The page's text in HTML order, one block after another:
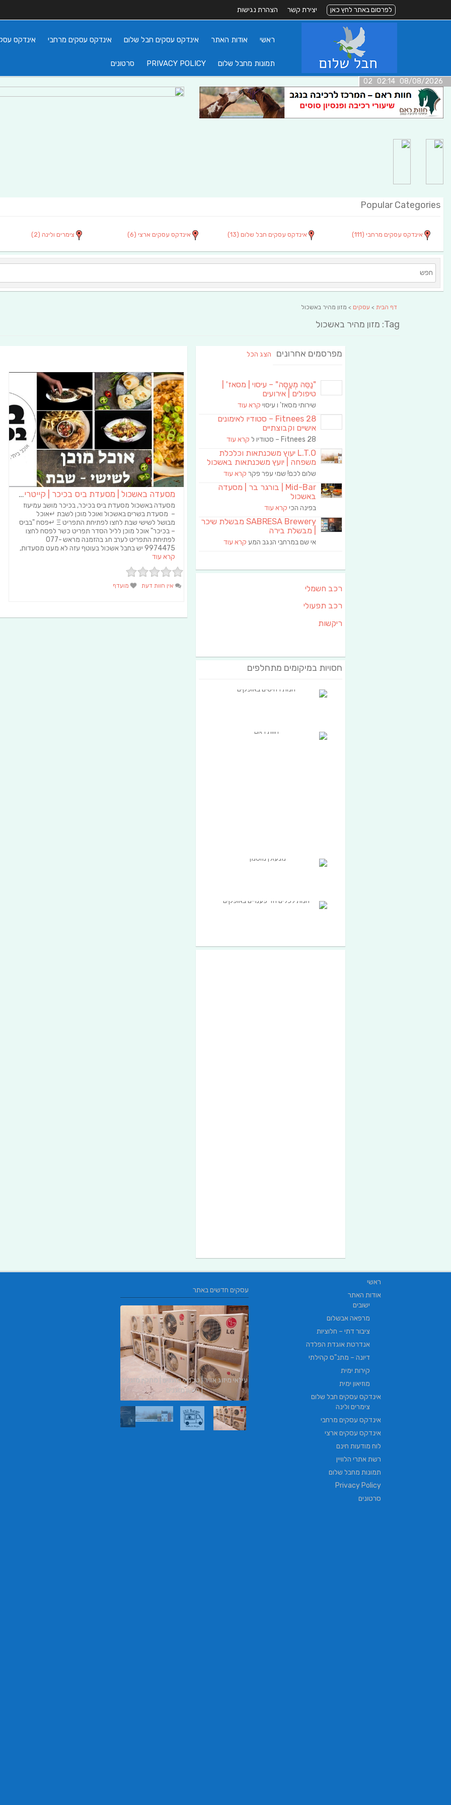
לפרסום באתר לחץ כאן יצירת קשר הצהרת נגישות
ראשי אודות האתר אינדקס עסקים חבל שלום אינדקס עסקים מרחבי אינדקס
תמונות מחבל שלום PRIVACY POLICY סרטונים
08/08/2026 02:14 02
Popular Categories
אינדקס עסקים מרחבי (111) אינדקס עסקים חבל שלום (13) אינדקס עסקים ארצי (6) צימרים ולינה (2)
דף הבית > עסקים > מזון מהיר באשכול
Tag: מזון מהיר באשכול
מסעדה באשכול | מסעדת ביס בכיכר | קייטרינג באשכול
מסעדה באשכול מסעדת ביס בכיכר, בכיכר מושב עמיעוז
– מסעדת בשרים באשכול ואוכל מוכן לשבת ↵אוכל
מבושל לשישי שבת לחצו לפתיחת התפריט Ξ ↵פסח "בביס
– בכיכר" אוכל מוכן לליל הסדר תפריט כשר לפסח לחצו
לפתיחת התפריט לערב חג בהזמנה מראש 077-
9974475 יש בחבל אשכול בעוטף עזה לא מעט מסעדות,
קרא עוד
אין חוות דעת מועדף
מפרסמים אחרונים הצג הכל
"נַסֵּה מְעַסֶּה" – עיסוי | מסאז' |
טיפולים | אירועים
שירותי מסאז' ו עיסוי קרא עוד
Fitnees 28 – סטודיו לאימונים
אישיים וקבוצתיים
Fitnees 28 – סטודיו ל קרא עוד
L.T.O יעוץ משכנתאות וכלכלת
משפחה | יועץ משכנתאות באשכול
שלום לכם! שמי עפר פקר קרא עוד
Mid-Bar | בורגר בר | מסעדה
באשכול
בפינה הכי קרא עוד
SABRESA Brewery מבשלת שיכר
| מבשלת בירה
אי שם במרחבי הנגב המע קרא עוד
רכב חשמלי
רכב תפעולי
ריקשות
חסויות במיקומים מתחלפים
עסקים חדשים באתר
עילאי מיזוג אוויר | טכנאי מזגנים | מתקין מזגנים
בורגר בר
ראשי
אודות האתר
ישובים
מרפאה אבשלום
ציבור דתי – חלוציות
אנדרטת אוגדת הפלדה
דיונה – מתנ"ס קהילתי
קירות ימית
מוזיאון ימית
אינדקס עסקים חבל שלום
צימרים ולינה
אינדקס עסקים מרחבי
אינדקס עסקים ארצי
לוח מודעות חינם
רשת אתרי הלוויין
תמונות מחבל שלום
Privacy Policy
סרטונים